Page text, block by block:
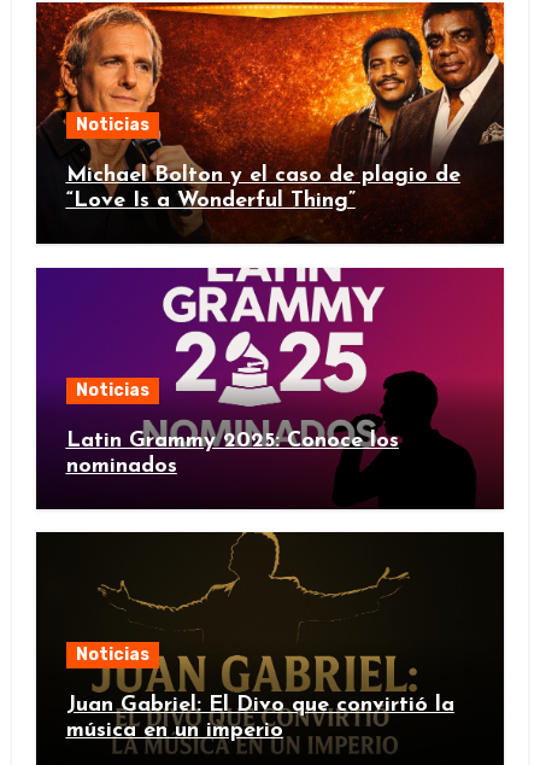
Noticias
Michael Bolton y el caso de plagio de
“Love Is a Wonderful Thing”
Noticias
Latin Grammy 2025: Conoce los
nominados
Noticias
Juan Gabriel: El Divo que convirtió la
música en un imperio